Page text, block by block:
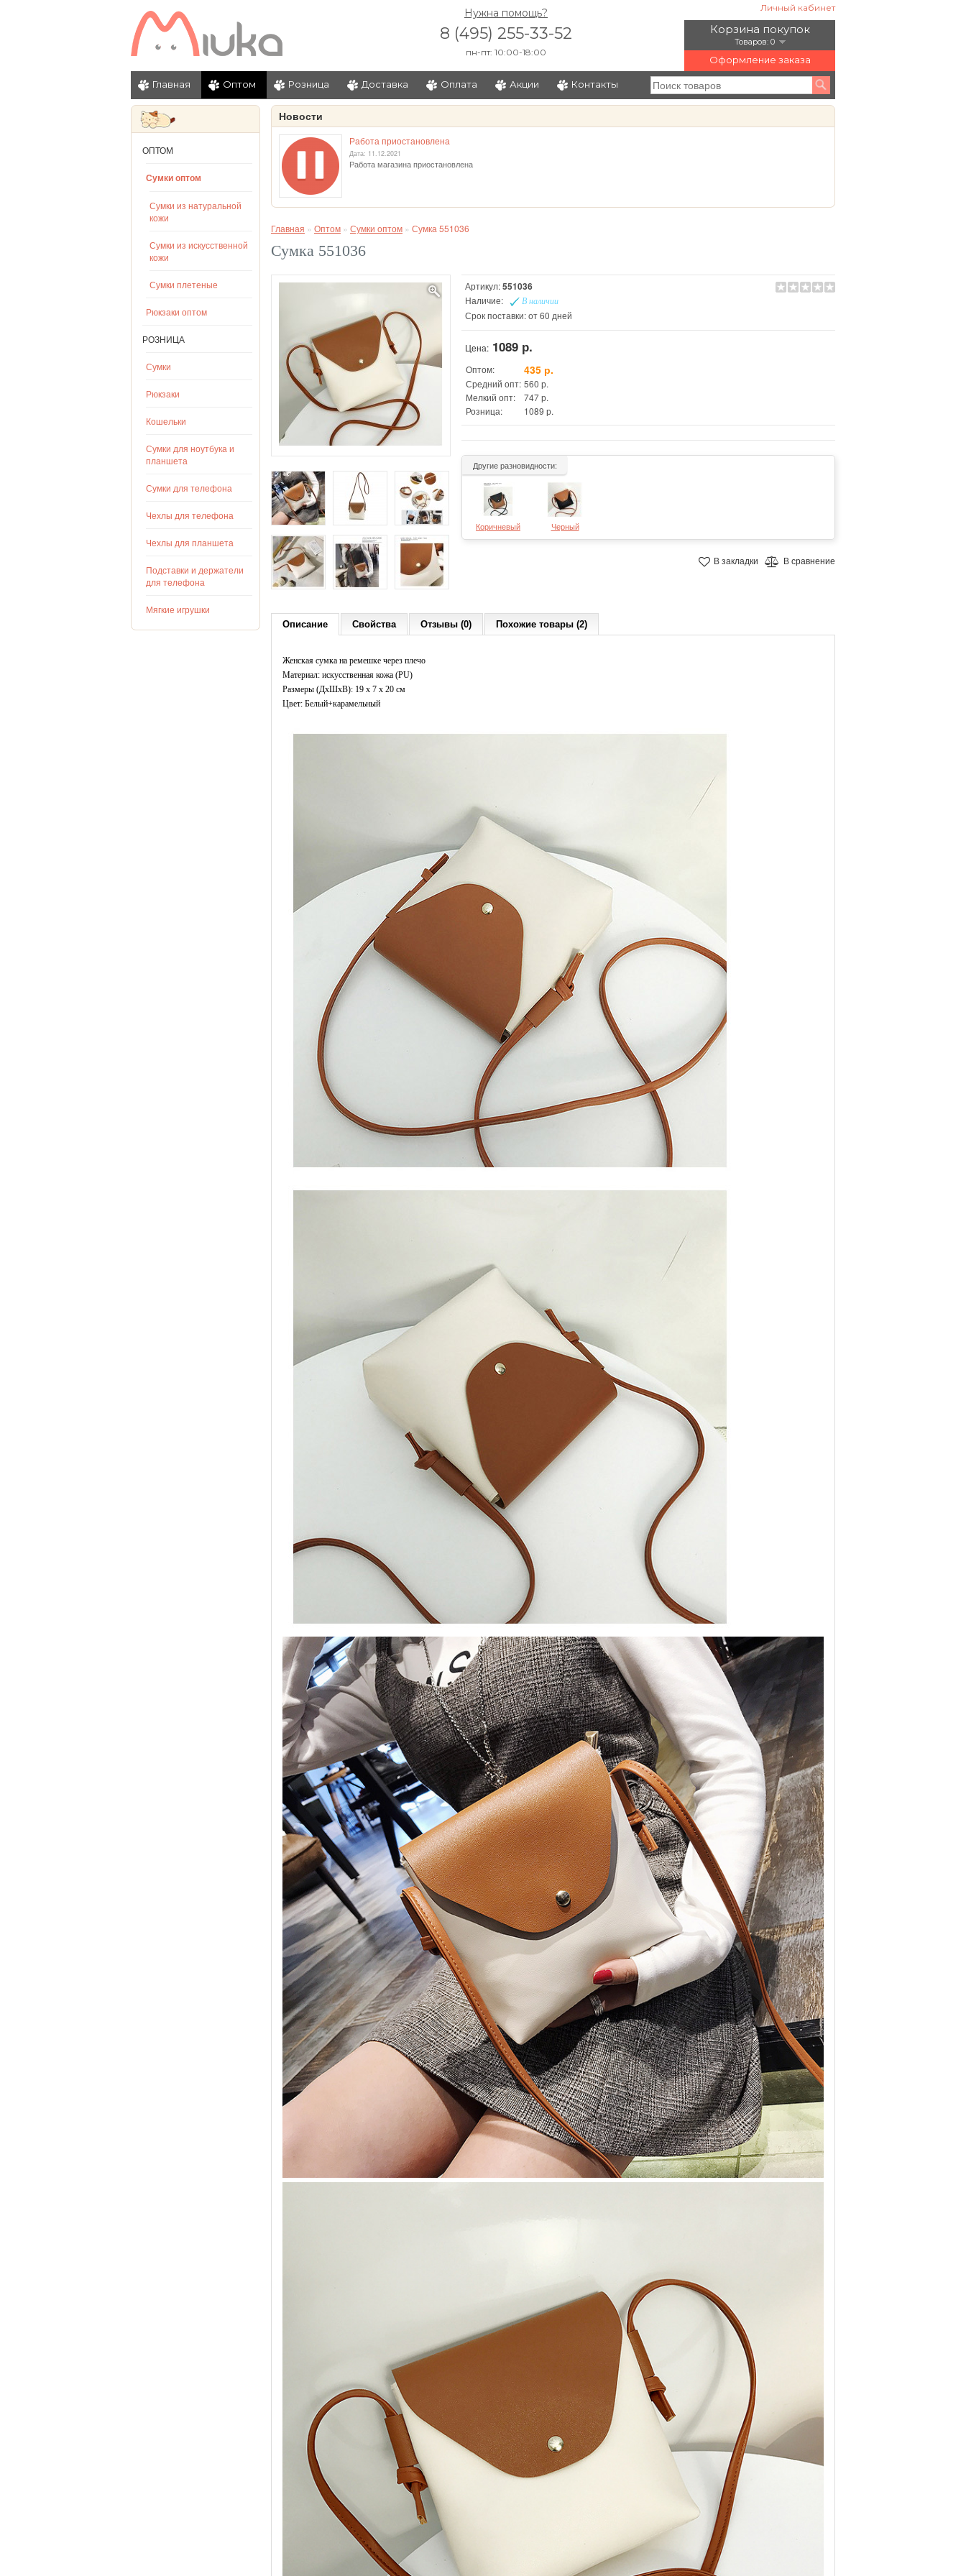
Личный кабинет
Корзина покупок
Товаров: 0
Оформление заказа
Нужна помощь?
8 (495) 255-33-52
пн-пт: 10:00-18:00
Главная Оптом Розница Доставка Оплата Акции Контакты
ОПТОМ
Сумки оптом
Сумки из натуральной
кожи
Сумки из искусственной
кожи
Сумки плетеные
Рюкзаки оптом
РОЗНИЦА
Сумки
Рюкзаки
Кошельки
Сумки для ноутбука и
планшета
Сумки для телефона
Чехлы для телефона
Чехлы для планшета
Подставки и держатели
для телефона
Мягкие игрушки
Новости
Работа приостановлена
Дата: 11.12.2021
Работа магазина приостановлена
Главная » Оптом » Сумки оптом » Сумка 551036
Сумка 551036
Артикул:551036
Наличие: В наличии
Срок поставки: от 60 дней
Цена: 1089 р.
Оптом: 435 р.
Средний опт: 560 р.
Мелкий опт:
747 р.
Розница:
1089 р.
Другие разновидности:
Коричневый Черный
В закладки В сравнение
Описание Свойства Отзывы (0) Похожие товары (2)
Женская сумка на ремешке через плечо
Материал: искусственная кожа (PU)
Размеры (ДxШхВ): 19 x 7 x 20 см
Цвет: Белый+карамельный